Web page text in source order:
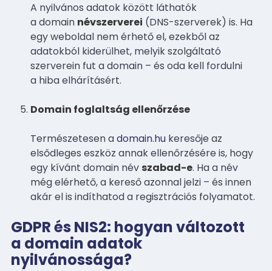
A nyilvános adatok között láthatók
a domain névszerverei (DNS-szerverek) is. Ha
egy weboldal nem érhető el, ezekből az
adatokból kiderülhet, melyik szolgáltató
szerverein fut a domain – és oda kell fordulni
a hiba elhárításért.
Domain foglaltság ellenőrzése
Természetesen adomain.hu keresője az
elsődleges eszköz annak ellenőrzésére is, hogy
egy kívánt domain név szabad-e. Ha a név
még elérhető, a kereső azonnal jelzi – és innen
akár el is indíthatod a regisztrációs folyamatot.
GDPR és NIS2: hogyan változott
a domain adatok
nyilvánossága?